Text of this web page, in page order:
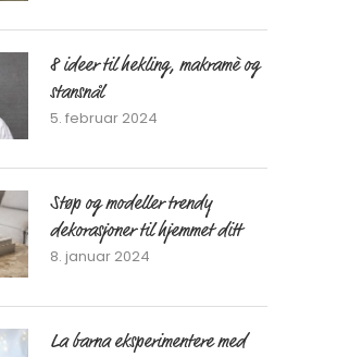
8 ideer til hekling, makramè og
stansnål
5. februar 2024
Støp og modeller trendy
dekorasjoner til hjemmet ditt
8. januar 2024
La barna eksperimentere med